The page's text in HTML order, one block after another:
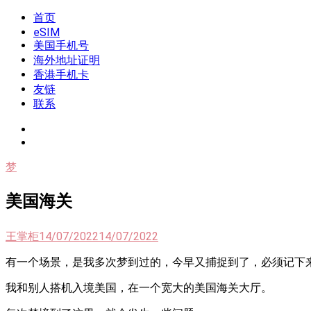
Skip
content
我是王掌柜
新闻酸菜馆|极客电台|自媒体联盟
首页
eSIM
美国手机号
海外地址证明
香港手机卡
友链
联系
梦
美国海关
王掌柜14/07/202214/07/2022
有一个场景，是我多次梦到过的，今早又捕捉到了，必须记下
我和别人搭机入境美国，在一个宽大的美国海关大厅。